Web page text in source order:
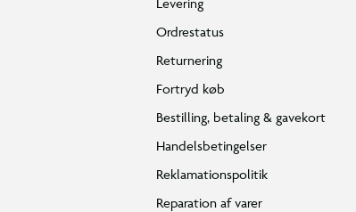
Ordrestatus
Returnering
Fortryd køb
Bestilling, betaling & gavekort
Handelsbetingelser
Reklamationspolitik
Reparation af varer